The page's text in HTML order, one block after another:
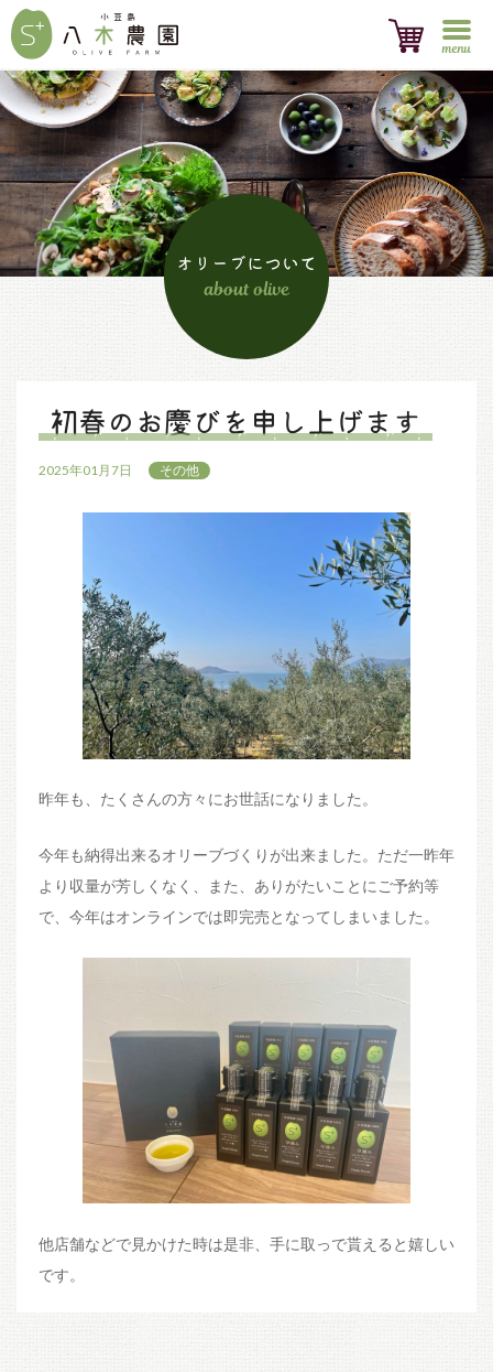
menu
オリーブについて
about olive
初春のお慶びを申し上げます
2025年01月7日 その他
昨年も、たくさんの方々にお世話になりました。
今年も納得出来るオリーブづくりが出来ました。ただ一昨年
より収量が芳しくなく、また、ありがたいことにご予約等
で、今年はオンラインでは即完売となってしまいました。
他店舗などで見かけた時は是非、手に取っで貰えると嬉しい
です。